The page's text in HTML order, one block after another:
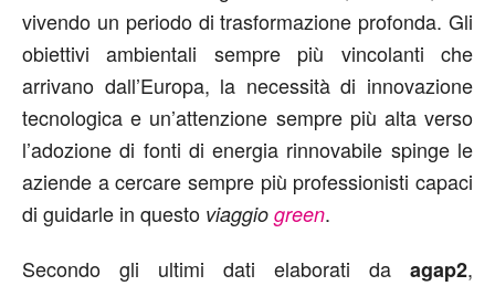
vivendo un periodo di trasformazione profonda. Gli
obiettivi ambientali sempre più vincolanti che
arrivano dall’Europa, la necessità di innovazione
tecnologica e un’attenzione sempre più alta verso
l’adozione di fonti di energia rinnovabile spinge le
aziende a cercare sempre più professionisti capaci
di guidarle in questo viaggio green.
Secondo gli ultimi dati elaborati da agap2,